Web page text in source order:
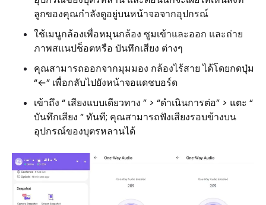
ลูกของคุณกำลังดูอยู่บนหน้าจอจากอุปกรณ์
ใช้เมนูกล้องเพื่อหมุนกล้อง ซูมเข้าและออก และถ่าย
ภาพสแนปช็อตหรือ บันทึกเสียง ต่างๆ
คุณสามารถออกจากมุมมอง กล้องไร้สาย ได้โดยกดปุ่ม
“←” เพื่อกลับไปยังหน้าจอแดชบอร์ด
เข้าถึง “ เสียงแบบเดียวทาง ” > “ดำเนินการต่อ” > แตะ “
บันทึกเสียง ” ทันที; คุณสามารถฟังเสียงรอบข้างบน
อุปกรณ์ของบุตรหลานได้